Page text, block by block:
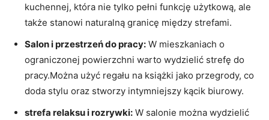
kuchennej, która nie tylko pełni funkcję⁢ użytkową, ale
także stanowi naturalną granicę między⁣ strefami.
Salon i przestrzeń do pracy: W mieszkaniach o
ograniczonej powierzchni ‍warto wydzielić ‍strefę do
pracy.Można użyć regału na książki jako przegrody, ​co
doda stylu oraz stworzy intymniejszy kącik biurowy.
strefa relaksu i⁣ rozrywki: W salonie można wydzielić